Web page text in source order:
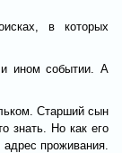
в которых
ином событии. А
Старший сын
знать. Но как его
проживания.